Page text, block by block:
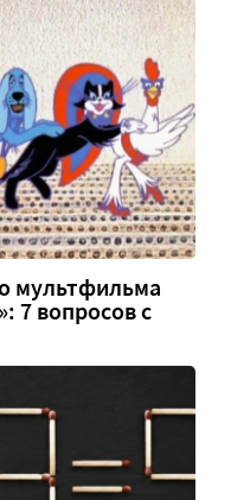
мультфильма
7 вопросов с